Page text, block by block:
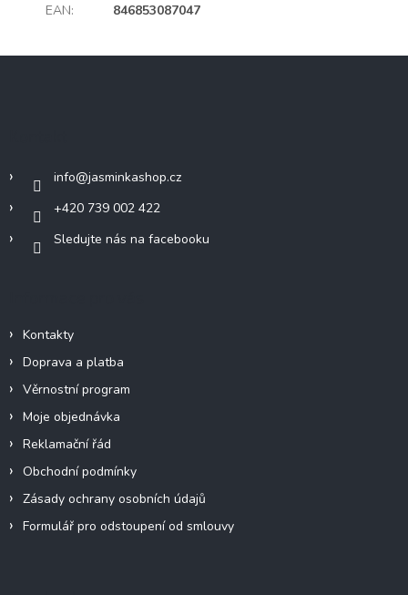
EAN: 846853087047
info@jasminkashop.cz
+420 739 002 422
Sledujte nás na facebooku
Kontakty
Doprava a platba
Věrnostní program
Moje objednávka
Reklamační řád
Obchodní podmínky
Zásady ochrany osobních údajů
Formulář pro odstoupení od smlouvy